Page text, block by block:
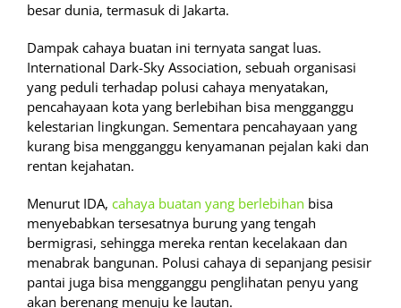
besar dunia, termasuk di Jakarta.
Dampak cahaya buatan ini ternyata sangat luas.
International Dark-Sky Association, sebuah organisasi
yang peduli terhadap polusi cahaya menyatakan,
pencahayaan kota yang berlebihan bisa mengganggu
kelestarian lingkungan. Sementara pencahayaan yang
kurang bisa mengganggu kenyamanan pejalan kaki dan
rentan kejahatan.
Menurut IDA, cahaya buatan yang berlebihan bisa
menyebabkan tersesatnya burung yang tengah
bermigrasi, sehingga mereka rentan kecelakaan dan
menabrak bangunan. Polusi cahaya di sepanjang pesisir
pantai juga bisa mengganggu penglihatan penyu yang
akan berenang menuju ke lautan.